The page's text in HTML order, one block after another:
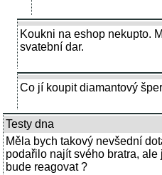
Koukni na eshop nekupto.
svatební dar.
Co jí koupit diamantový
Testy dna
Měla bych takový nevšední
podařilo najít svého bratra,
bude reagovat ?